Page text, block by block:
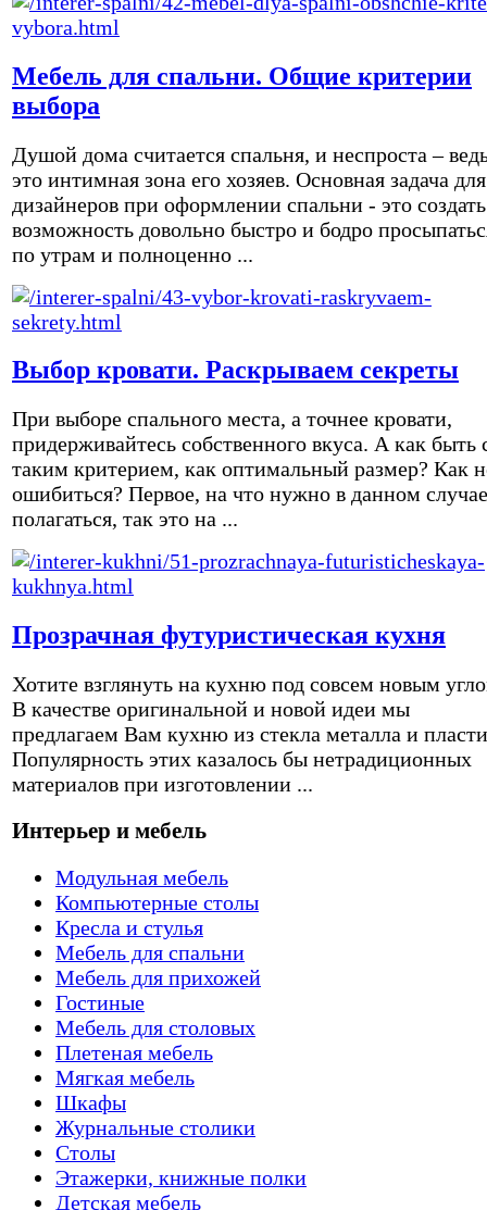
Мебель для спальни. Общие критерии
выбора
Душой дома считается спальня, и неспроста –
это интимная зона его хозяев. Основная задача для
дизайнеров при оформлении спальни - это создать
возможность довольно быстро и бодро
по утрам и полноценно ...
Выбор кровати. Раскрываем секреты
При выборе спального места, а точнее кровати,
придерживайтесь собственного вкуса. А как быть
таким критерием, как оптимальный размер? Как
ошибиться? Первое, на что нужно в данном случае
полагаться, так это на ...
Прозрачная футуристическая кухня
Хотите взглянуть на кухню под совсем новым
В качестве оригинальной и новой идеи мы
предлагаем Вам кухню из стекла металла и
Популярность этих казалось бы нетрадиционных
материалов при изготовлении ...
Интерьер и мебель
Модульная мебель
Компьютерные столы
Кресла и стулья
Мебель для спальни
Мебель для прихожей
Гостиные
Мебель для столовых
Плетеная мебель
Мягкая мебель
Шкафы
Журнальные столики
Столы
Этажерки, книжные полки
Детская мебель